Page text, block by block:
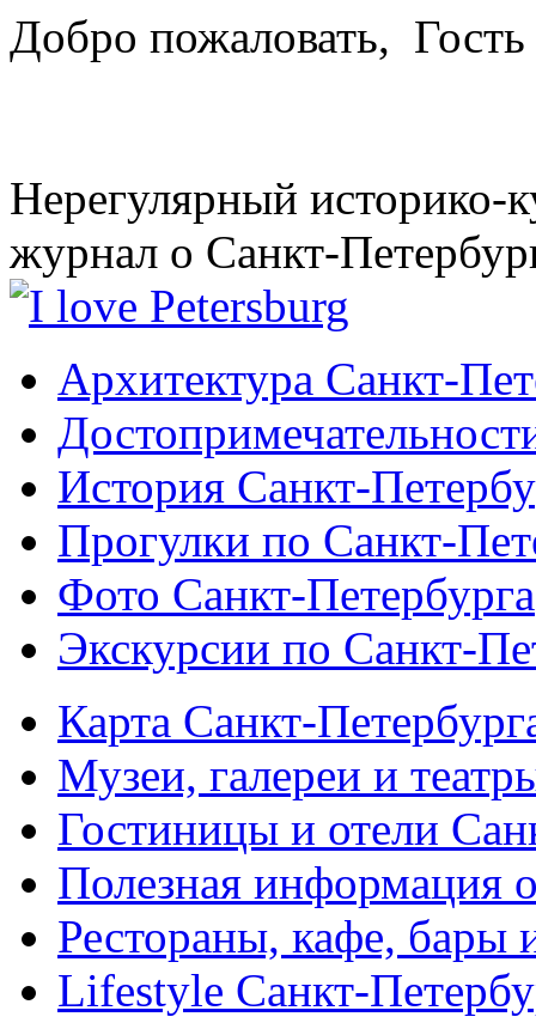
Добро пожаловать, Гость
Нерегулярный историко-
журнал о Санкт-
Архитектура Санкт-
История Санкт-
Прогулки по Санкт-
Фото Санкт-Петербурга
Экскурсии по Санкт-
Карта Санкт-
Музеи, галереи и
Гостиницы и отели
Полезная информация
Рестораны, кафе, бары
Lifestyle Санкт-